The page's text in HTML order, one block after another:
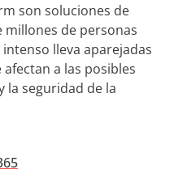
son soluciones de
de personas
lleva aparejadas
a las posibles
la seguridad de la